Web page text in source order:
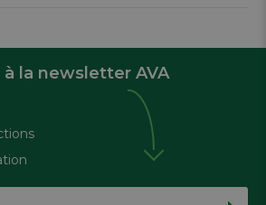
la newsletter AVA